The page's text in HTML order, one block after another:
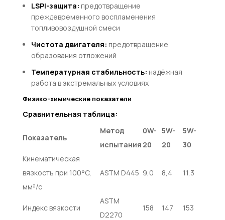
LSPI-защита: предотвращение
преждевременного воспламенения
топливовоздушной смеси
Чистота двигателя: предотвращение
образования отложений
Температурная стабильность: надёжная
работа в экстремальных условиях
Физико-химические показатели
Сравнительная таблица:
Показатель
Метод
испытания
0W-
20
5W-
20
5W-
30
Кинематическая
вязкость при 100°C,
мм²/с
ASTM D445 9,0 8,4 11,3
Индекс вязкости
ASTM
D2270
158 147 153